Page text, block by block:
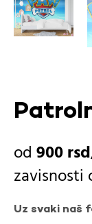
900rsd
zavisnosti
Uz svaki naš